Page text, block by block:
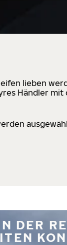
lieben
Händler
DER